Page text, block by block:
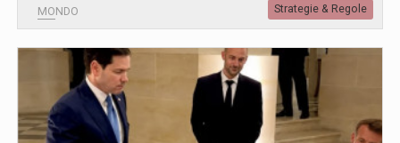
MONDO Strategie & Regole